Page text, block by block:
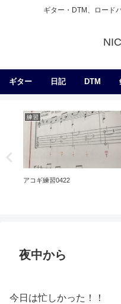
ギター・DTM、ロード
ギター 日記 DTM
練習
アコギ練習0422
夜中から
今日は忙しかった！！